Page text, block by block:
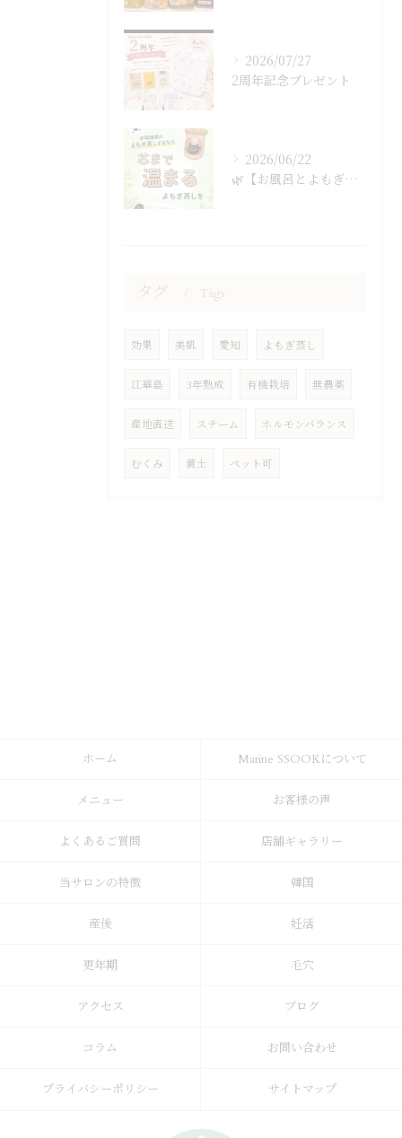
2026/07/27
2周年記念プレゼント
2026/06/22
🌿【お風呂とよもぎ蒸しの違い】🌿
タグ Tags
効果 美肌 愛知 よもぎ蒸し
江華島 3年熟成 有機栽培 無農薬
産地直送 スチーム ホルモンバランス
むくみ 黄土 ペット可
ホーム Marine SSOOKについて
メニュー お客様の声
よくあるご質問 店舗ギャラリー
当サロンの特徴 韓国
産後 妊活
更年期 毛穴
アクセス ブログ
コラム お問い合わせ
プライバシーポリシー サイトマップ